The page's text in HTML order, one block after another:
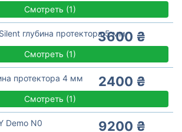
Смотреть (1)
глубина протектора 5 мм
3600 ₴
Смотреть (1)
протектора 4 мм 2400 ₴
Смотреть (1)
Demo N0 9200 ₴